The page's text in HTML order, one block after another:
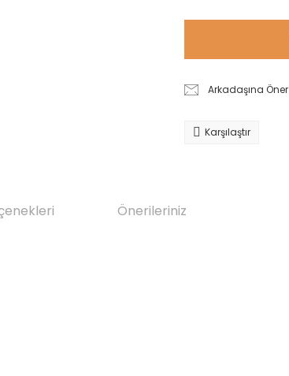
Arkadaşına Öner
Karşılaştır
Önerileriniz